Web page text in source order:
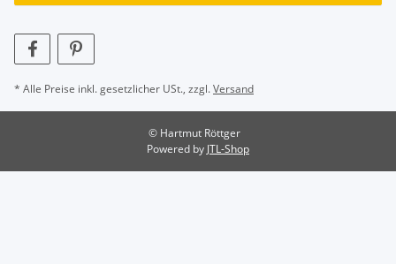
* Alle Preise inkl. gesetzlicher USt., zzgl.Versand
© Hartmut Röttger
Powered by JTL-Shop